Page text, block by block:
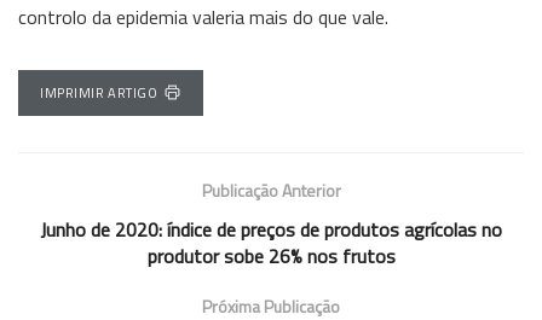
controlo da epidemia valeria mais do que vale.
IMPRIMIR ARTIGO
Publicação Anterior
Junho de 2020: índice de preços de produtos agrícolas no
produtor sobe 26% nos frutos
Próxima Publicação